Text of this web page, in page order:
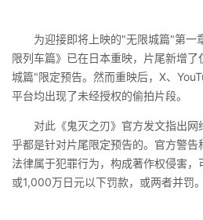
为迎接即将上映的"无限城篇"第一
限列车篇》已在日本重映，片尾新增
城篇"限定预告。然而重映后，X、
平台均出现了未经授权的偷拍片段。
对此《鬼灭之刃》官方发文指出网
乎都是针对片尾限定预告的。官方警
法律属于犯罪行为，构成著作权侵害，
或1,000万日元以下罚款，或两者并罚。